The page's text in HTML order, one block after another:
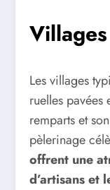
Les villages
ruelles pavées
remparts et
pèlerinage
offrent une
d’artisans et